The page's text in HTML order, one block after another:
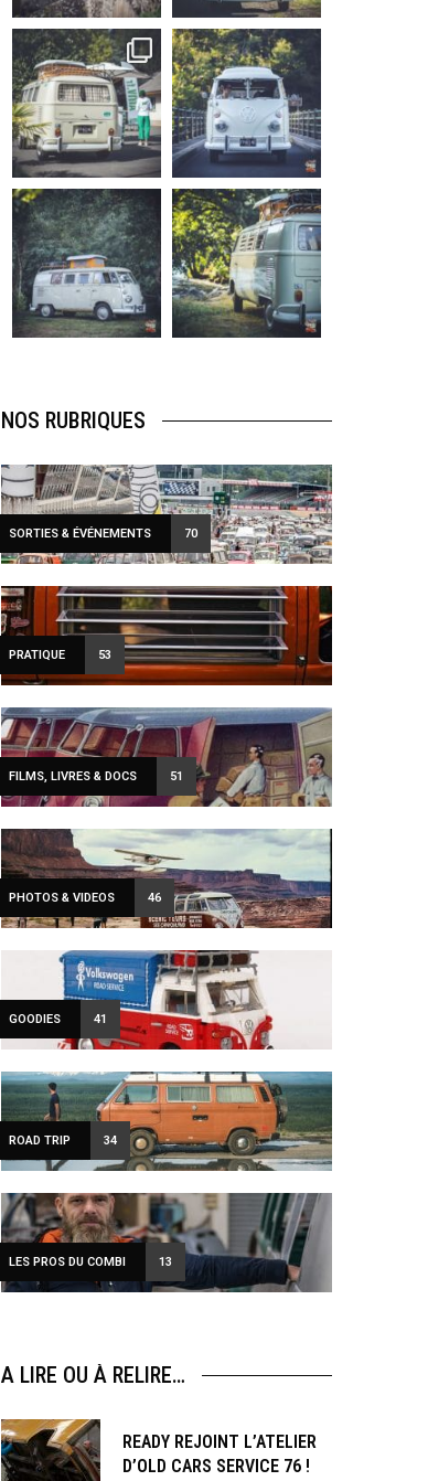
becombi
Sep 10
220
4
becombi
Août 10
177
becombi
Août 10
120
0
becombi
Août 10
108
0
NOS RUBRIQUES
SORTIES & ÉVÉNEMENTS 70
PRATIQUE 53
FILMS, LIVRES & DOCS 51
PHOTOS & VIDEOS 46
GOODIES 41
ROAD TRIP 34
LES PROS DU COMBI 13
A LIRE OU À RELIRE…
READY REJOINT L’ATELIER
D’OLD CARS SERVICE 76 !